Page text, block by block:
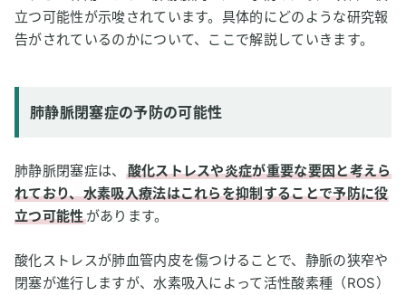
立つ可能性が示唆されています。具体的にどのような研究報
告がされているのかについて、ここで解説していきます。
肺静脈閉塞症の予防の可能性
肺静脈閉塞症は、
酸化ストレスや炎症が重要な要因と考えら
れており、水素吸入療法はこれらを抑制することで予防に役
立つ可能性があります。
酸化ストレスが肺血管内皮を傷つけることで、静脈の狭窄や
閉塞が進行しますが、水素吸入によって活性酸素種（ROS）